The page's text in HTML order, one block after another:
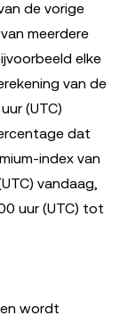
de vorige
meerdere
elke
van de
(UTC)
dat
index van
vandaag,
uur (UTC) tot
wordt